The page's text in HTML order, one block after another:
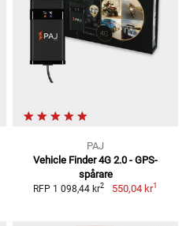
PAJ
Vehicle Finder 4G 2.0 - GPS-
spårare
RFP 1 098,44 kr2 550,04 kr1